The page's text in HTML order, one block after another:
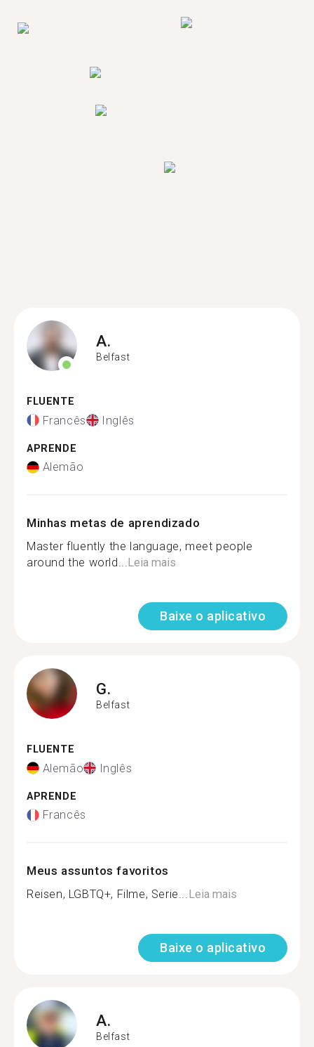
A.
Belfast
FLUENTE
Francês Inglês
APRENDE
Alemão
Minhas metas de aprendizado
Master fluently the language, meet people
around the world...Leia mais
Baixe o aplicativo
G.
Belfast
FLUENTE
Alemão Inglês
APRENDE
Francês
Meus assuntos favoritos
Reisen, LGBTQ+, Filme, Serie...Leia mais
Baixe o aplicativo
A.
Belfast